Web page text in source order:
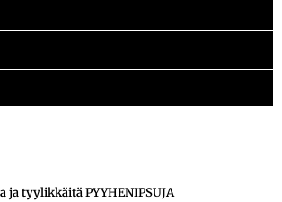
ja tyylikkäitä PYYHENIPSUJA